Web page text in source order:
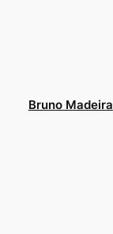
Bruno Madeira